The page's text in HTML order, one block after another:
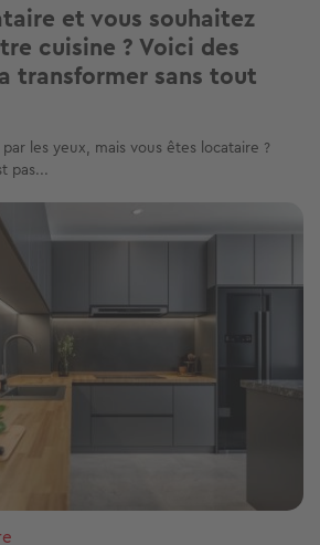
et vous souhaitez
cuisine ? Voici des
transformer sans tout
les yeux, mais vous êtes locataire ?
pas...